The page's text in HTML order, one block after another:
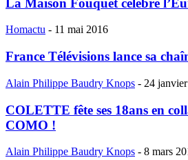
La Maison Fouquet célèbre
Homactu - 11 mai 2016
France Télévisions lance sa
Alain Philippe Baudry Knops - 24
COLETTE fête ses 18ans en
COMO !
Alain Philippe Baudry Knops - 8 mars